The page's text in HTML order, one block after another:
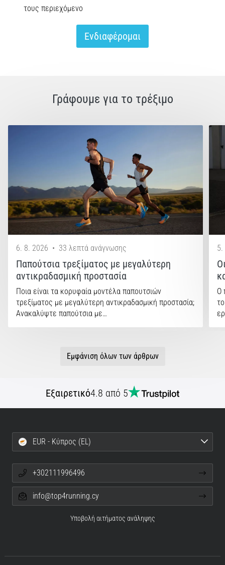
τους περιεχόμενο
Ενδιαφέρομαι
Γράφουμε για το τρέξιμο
6. 8. 2026 • 33 λεπτά ανάγνωσης
Παπούτσια τρεξίματος με μεγαλύτερη
αντικραδασμική προστασία
Ποια είναι τα κορυφαία μοντέλα παπουτσιών
τρεξίματος με μεγαλύτερη αντικραδασμική προστασία;
Ανακαλύψτε παπούτσια με…
5.
Ο
Εμφάνιση όλων των άρθρων
Εξαιρετικό4.8 από 5
EUR - Κύπρος (EL)
+302111996496
info@top4running.cy
Υποβολή αιτήματος ανάληψης